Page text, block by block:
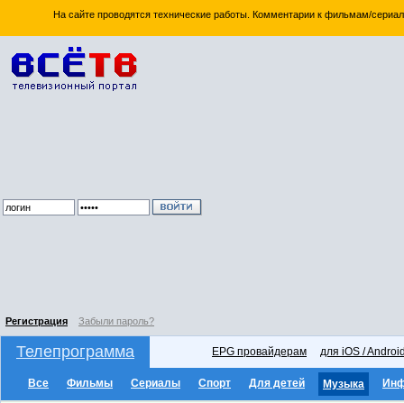
На сайте проводятся технические работы. Комментарии к фильмам/
Регистрация Забыли пароль?
Телепрограмма EPG провайдерам для iOS /
Все Фильмы Сериалы Спорт Для детей Музыка